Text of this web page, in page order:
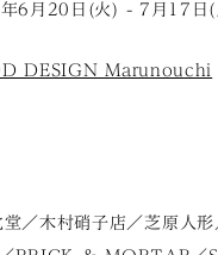
6月20日(火) - 7月17
DESIGN Marunouchi
／木村硝子店／芝原人